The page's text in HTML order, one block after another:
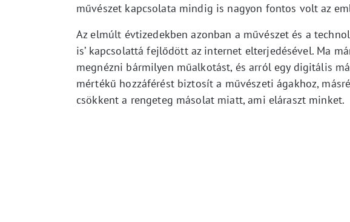
művészet kapcsolata mindig is nagyon fontos volt az
Az elmúlt évtizedekben azonban a művészet és a
is’ kapcsolattá fejlődött az internet elterjedésével. Ma
megnézni bármilyen műalkotást, és arról egy digitális
mértékű hozzáférést biztosít a művészeti ágakhoz,
csökkent a rengeteg másolat miatt, ami eláraszt minket.